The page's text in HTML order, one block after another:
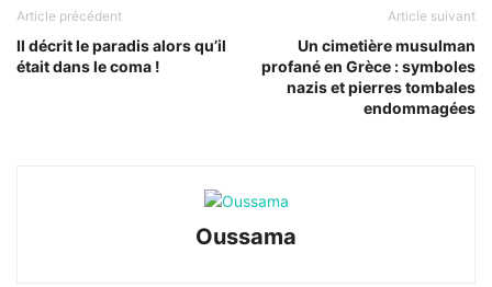
Article précédent
Il décrit le paradis alors qu’il
était dans le coma !
Article suivant
Un cimetière musulman
profané en Grèce : symboles
nazis et pierres tombales
endommagées
Oussama